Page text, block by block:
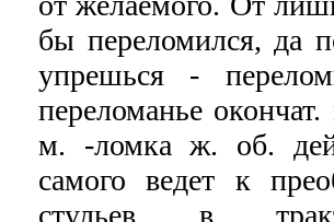
бы переломился, да
упрешься -
переломанье
м. -ломка ж. об.
самого ведет к
стульев в